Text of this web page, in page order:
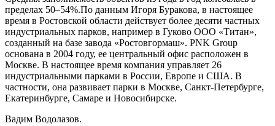
пределах 50–54%.По данным Игоря Буракова, в настоящее
время в Ростовской области действует более десяти частных
индустриальных парков, например в Гуково ООО «Титан»,
созданный на базе завода «Ростовгормаш». PNK Group
основана в 2004 году, ее центральный офис расположен в
Москве. В настоящее время компания управляет 26
индустриальными парками в России, Европе и США. В
частности, она развивает парки в Москве, Санкт-Петербурге,
Екатеринбурге, Самаре и Новосибирске.
Вадим Водолазов.